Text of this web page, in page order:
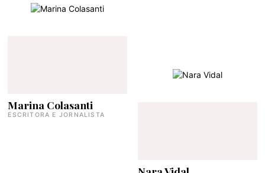
Marina Colasanti
ESCRITORA E JORNALISTA